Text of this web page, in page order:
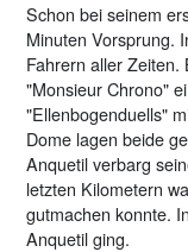
Schon bei seinem
Minuten Vorsprung.
Fahrern aller
"Monsieur Chrono"
"Ellenbogenduells"
Dome lagen beide
Anquetil verbarg
letzten Kilometern
gutmachen konnte.
Anquetil ging.